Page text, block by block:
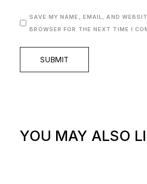
SAVE MY NAME, EMAIL, AND
BROWSER FOR THE NEXT TIME I
SUBMIT
YOU MAY ALSO